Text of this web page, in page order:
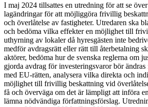
I maj 2024 tillsattes en utredning för att se
lagändringar för att möjliggöra frivillig
och överlåtelse av fastigheter. Utredaren ska
och bedöma vilka effekter en möjlighet till
uthyrning av lokaler då hyresgästen inte
medför avdragsrätt eller rätt till återbetalning
aktörer, bedöma hur de svenska reglerna om
gjorda avdrag för investeringsvaror bör
med EU-rätten, analysera vilka direkta och
möjlighet till frivillig beskattning vid
få och överväga om det är lämpligt att införa
lämna nödvändiga författningsförslag.